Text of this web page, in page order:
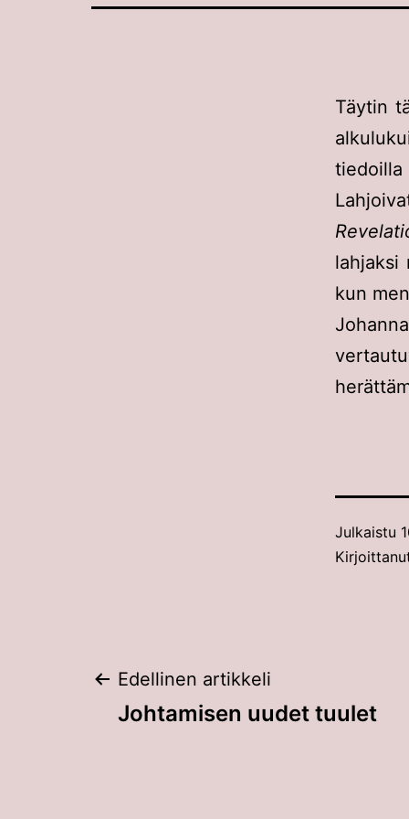
Täytin
tiedoilla
lahjaksi
kun
Julkaistu
Artikkelien
Edellinen artikkeli
Johtamisen uudet tuulet